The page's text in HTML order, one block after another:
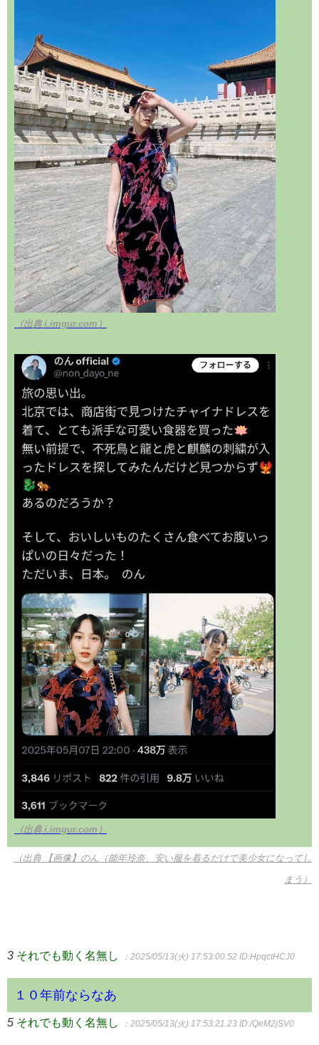
（出典 i.imgur.com）
（出典 i.imgur.com）
（出典 【画像】のん（能年玲奈、安い服を着るだけで美少女になってし
まう）
3 それでも動く名無し ：2025/05/13(火) 17:53:00.52 ID:HpqctHCJ0
１０年前ならなあ
5 それでも動く名無し ：2025/05/13(火) 17:53:21.23 ID:/QeM2jSV0